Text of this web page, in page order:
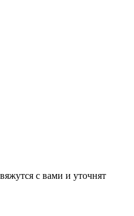
с вами и уточнят